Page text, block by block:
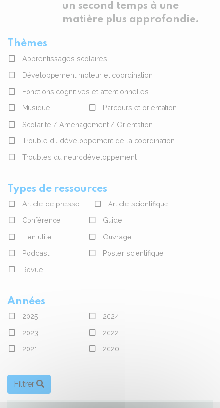
un second temps à une
matière plus approfondie.
Thèmes
Apprentissages scolaires
Développement moteur et coordination
Fonctions cognitives et attentionnelles
Musique
Parcours et orientation
Scolarité / Aménagement / Orientation
Trouble du développement de la coordination
Troubles du neurodéveloppement
Types de ressources
Article de presse
Article scientifique
Conférence
Guide
Lien utile
Ouvrage
Podcast
Poster scientifique
Revue
Années
2025
2024
2023
2022
2021
2020
Filtrer